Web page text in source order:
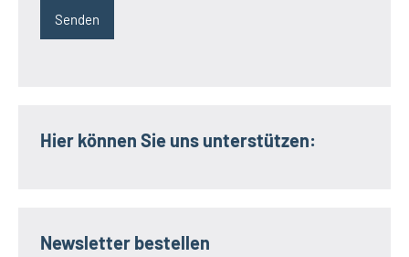
Hier können Sie uns unterstützen:
Newsletter bestellen